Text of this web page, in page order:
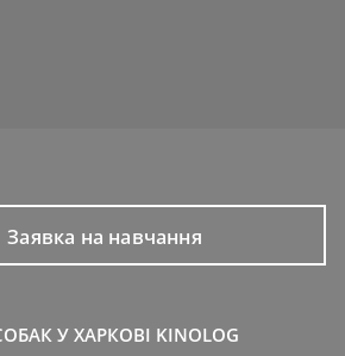
Заявка на навчання
У ХАРКОВІ KINOLOG